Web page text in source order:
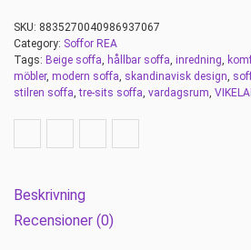
SKU: 8835270040986937067
Category: Soffor REA
Tags: Beige soffa, hållbar soffa, inredning,
möbler, modern soffa, skandinavisk design,
stilren soffa,tre-sits soffa, vardagsrum,
Beskrivning
Recensioner (0)